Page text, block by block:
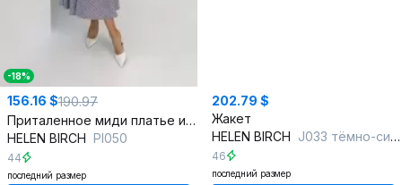
-18%
156.16 $190.97
Приталенное миди платье из шерсти с рельефами и расклешением
HELEN BIRCH Pl050
44
последний размер
202.79 $
Жакет
HELEN BIRCH J033 тёмно-синий
46
последний размер